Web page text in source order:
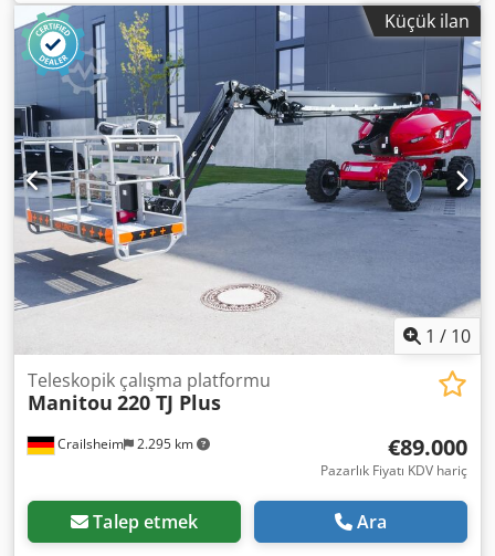
90°/90° · İç dönüş yarıçapı 2 m · dış dönüş yarıçapı 4,40 m ·
Sürüş hızı - taşıma modu: 4,90 km/saat · Seyahat hızı -
çalışma modu: 1 km/s · Tırmanma yeteneği: %40 · Çalışma
modunda izin verilen eğim: 4 ° · Vulkanize katı kauçuk
lastikler · Tahrik tekerlekleri (ön/arka): 2/2 · Direksiyon
simidi (ön/arka): 2/2 · Frenli tekerlekler/tekerlekler: 2/2 ·
Üretici / Motor Modeli: Yanmar - 3TNV88C-DMU · Motor
standardı: Aşama V · Anma yanmalı motor gücü / gücü:
36,20 Bg / 27,50 kW Csdjzrp Ifepfx Agksha · Zemin basıncı:
18,20 dan/cm2 · Hidrolik basınç: 400 bar · Hidrolik tank
kapasitesi: 94 l · Yakıt deposu kapasitesi: 72L · Ortam
gürültüsü (LwA): < 106 dB
Küçük ilan
1 / 10
Crailsheim 2.295 km
Teleskopik çalışma platformu
Manitou 220 TJ Plus
€89.000
Pazarlık Fiyatı KDV hariç
Talep etmek Ara